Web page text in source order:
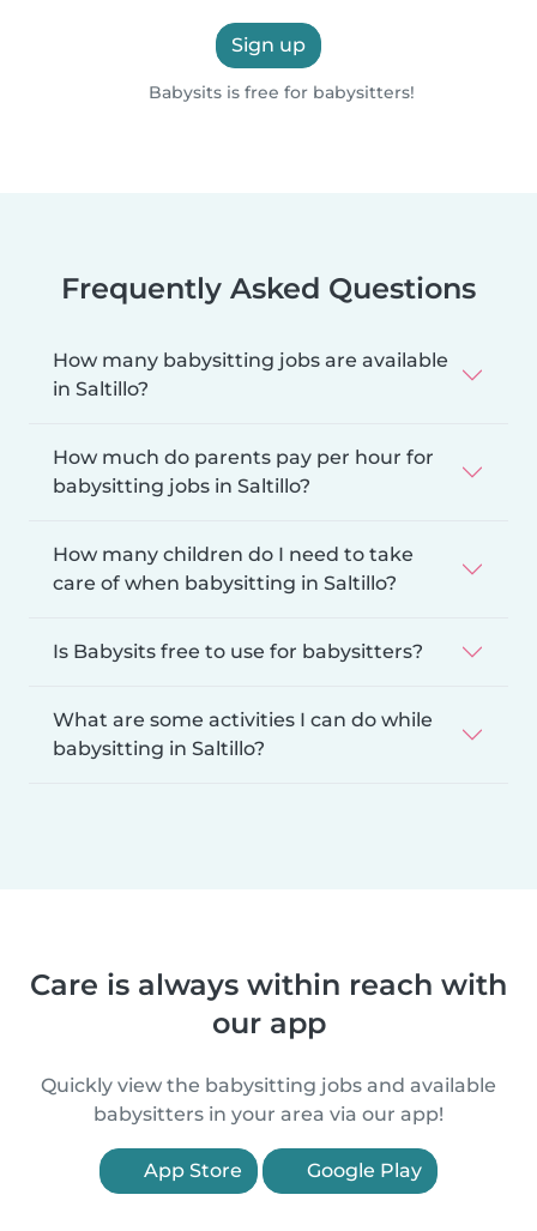
Sign up
Babysits is free for babysitters!
Frequently Asked Questions
How many babysitting jobs are available
in Saltillo?
How much do parents pay per hour for
babysitting jobs in Saltillo?
How many children do I need to take
care of when babysitting in Saltillo?
Is Babysits free to use for babysitters?
What are some activities I can do while
babysitting in Saltillo?
Care is always within reach with
our app
Quickly view the babysitting jobs and available
babysitters in your area via our app!
App Store Google Play